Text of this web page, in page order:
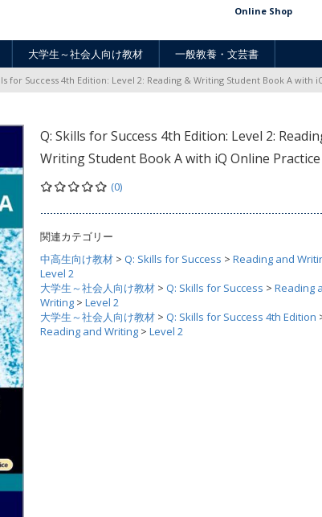
Online Shop
大学生～社会人向け教材 一般教養・文芸書
for Success 4th Edition: Level 2: Reading & Writing Student Book A with
Q: Skills for Success 4th Edition: Level 2:
Writing Student Book A with iQ Online Practice
(0)
関連カテゴリー
中高生向け教材 > Q: Skills for Success > Reading and
Level 2
大学生～社会人向け教材 > Q: Skills for Success > Reading
Writing > Level 2
大学生～社会人向け教材 > Q: Skills for Success 4th Edition
Reading and Writing > Level 2